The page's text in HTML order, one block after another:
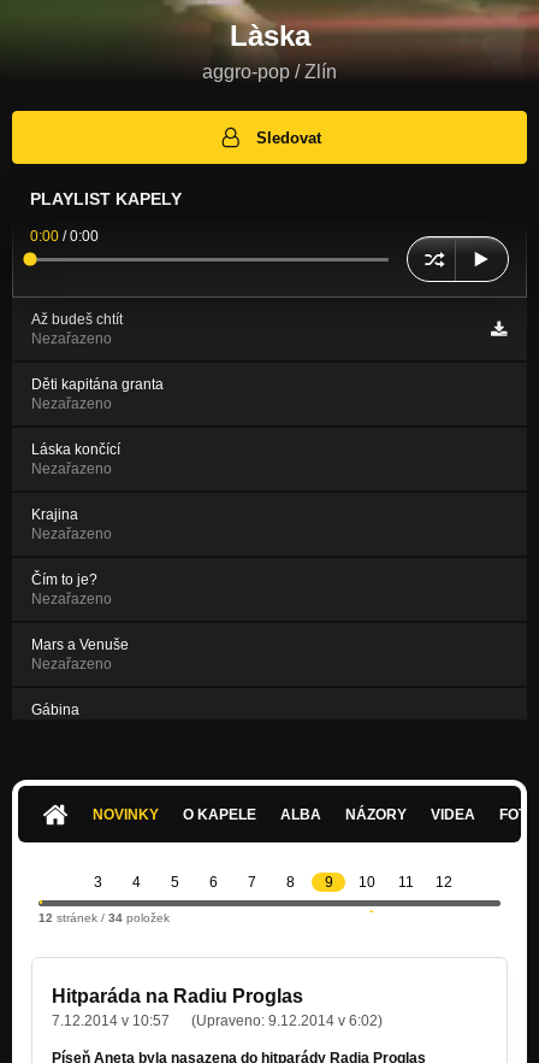
Làska
aggro-pop / Zlín
Sledovat
PLAYLIST KAPELY
0:00 /0:00
Až budeš chtít
Nezařazeno
Děti kapitána granta
Nezařazeno
Láska končící
Nezařazeno
Krajina
Nezařazeno
Čím to je?
Nezařazeno
Mars a Venuše
Nezařazeno
Gábina
NOVINKY
O KAPELE ALBA NÁZORY VIDEA
3 4 5 6 7 8 9 10 11 12
12 stránek / 34 položek
Hitparáda na Radiu Proglas
7.12.2014 v 10:57 (Upraveno: 9.12.2014 v 6:02)
Píseň Aneta byla nasazena do hitparády Radia Proglas